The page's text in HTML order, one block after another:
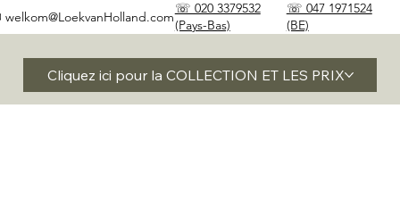
☏ 020 3379532
(Pays-Bas)
☏ 047 1971524
(BE)
welkom@LoekvanHolland.com
Cliquez ici pour la COLLECTION ET LES PRIX